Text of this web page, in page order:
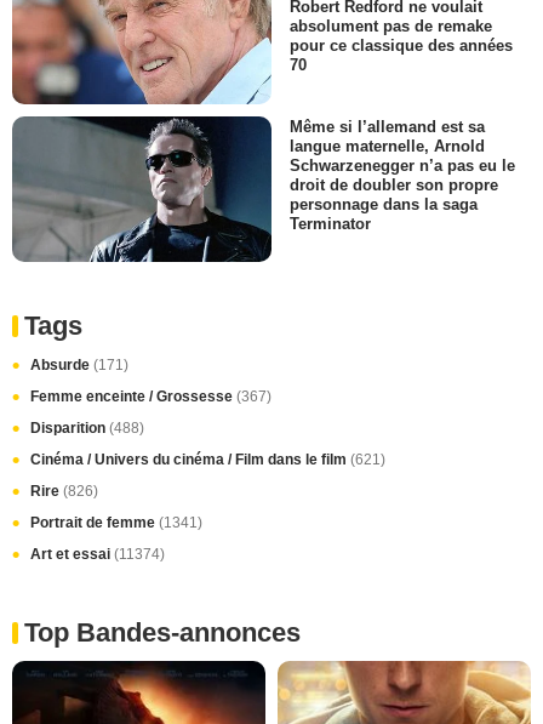
Robert Redford ne voulait
absolument pas de remake
pour ce classique des années
70
Même si l’allemand est sa
langue maternelle, Arnold
Schwarzenegger n’a pas eu le
droit de doubler son propre
personnage dans la saga
Terminator
Tags
Absurde (171)
Femme enceinte / Grossesse (367)
Disparition (488)
Cinéma / Univers du cinéma / Film dans le film (621)
Rire (826)
Portrait de femme (1341)
Art et essai (11374)
Top Bandes-annonces